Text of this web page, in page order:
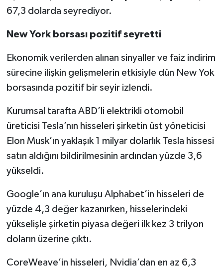
67,3 dolarda seyrediyor.
New York borsası pozitif seyretti
Ekonomik verilerden alınan sinyaller ve faiz indirim
sürecine ilişkin gelişmelerin etkisiyle dün New Yok
borsasında pozitif bir seyir izlendi.
Kurumsal tarafta ABD’li elektrikli otomobil
üreticisi Tesla’nın hisseleri şirketin üst yöneticisi
Elon Musk’ın yaklaşık 1 milyar dolarlık Tesla hissesi
satın aldığını bildirilmesinin ardından yüzde 3,6
yükseldi.
Google’ın ana kuruluşu Alphabet’in hisseleri de
yüzde 4,3 değer kazanırken, hisselerindeki
yükselişle şirketin piyasa değeri ilk kez 3 trilyon
doların üzerine çıktı.
CoreWeave’in hisseleri, Nvidia’dan en az 6,3